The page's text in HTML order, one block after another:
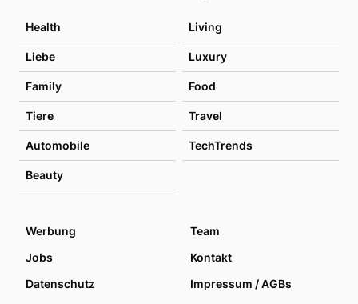
Health Living
Liebe Luxury
Family Food
Tiere Travel
Automobile TechTrends
Beauty
Werbung
Team
Jobs
Kontakt
Datenschutz
Impressum / AGBs